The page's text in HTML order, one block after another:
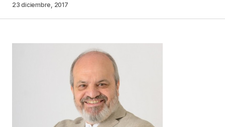
*
Guarda mi nombre, correo electrónico y web en
este navegador para la próxima vez que
23 diciembre, 2017